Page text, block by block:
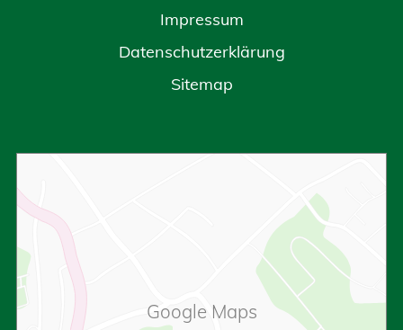
Impressum
Datenschutzerklärung
Sitemap
Google Maps